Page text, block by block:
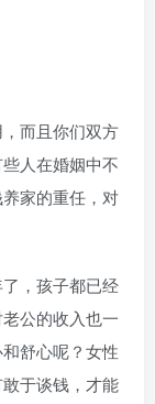
而且你们双方
人在婚姻中不
家的重任，对
，孩子都已经
公的收入也一
舒心呢？女性
于谈钱，才能